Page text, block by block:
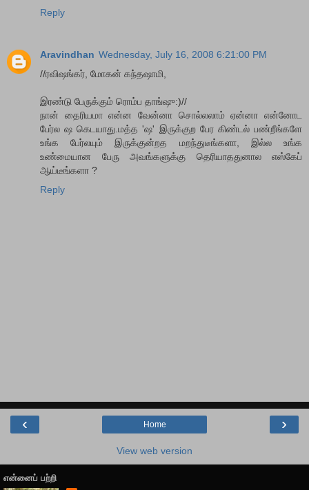
Reply
Aravindhan Wednesday, July 16, 2008 6:21:00 PM
//ரவிஷங்கர், மோகன் கந்தஷாமி,
இரண்டு பேருக்கும் ரொம்ப தாங்ஷு:)//
நான் தைரியமா என்ன வேன்னா சொல்லலாம் ஏன்னா என்னோட
பேர்ல ஷ கெடயாது.மத்த 'ஷ' இருக்குற பேர கிண்டல் பண்றீங்களே
உங்க பேர்லயும் இருக்குன்றத மறந்துடீங்களா, இல்ல உங்க
உண்மையான பேரு அவங்களுக்கு தெரியாததுனால எஸ்கேப்
ஆய்டீங்களா ?
Reply
‹ ›
Home
View web version
என்னைப் பற்றி